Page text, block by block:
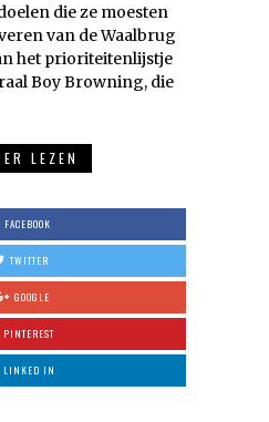
die ze moesten
van de Waalbrug
het prioriteitenlijstje
Boy Browning, die
LEZEN
FACEBOOK
TWITTER
GOOGLE
PINTEREST
LINKED IN